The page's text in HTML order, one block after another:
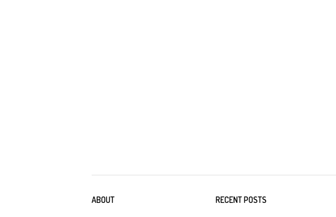
ABOUT RECENT POSTS